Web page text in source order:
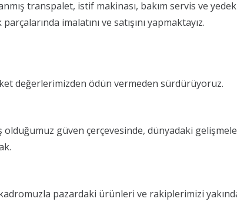
transpalet, istif makinası, bakım servis ve yedek
imalatını ve satışını yapmaktayız.
değerlerimizden ödün vermeden sürdürüyoruz.
olduğumuz güven çerçevesinde, dünyadaki
pazardaki ürünleri ve rakiplerimizi